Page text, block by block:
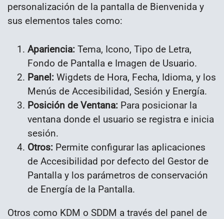
personalización de la pantalla de Bienvenida y
sus elementos tales como:
Apariencia: Tema, Icono, Tipo de Letra,
Fondo de Pantalla e Imagen de Usuario.
Panel: Wigdets de Hora, Fecha, Idioma, y los
Menús de Accesibilidad, Sesión y Energía.
Posición de Ventana: Para posicionar la
ventana donde el usuario se registra e inicia
sesión.
Otros: Permite configurar las aplicaciones
de Accesibilidad por defecto del Gestor de
Pantalla y los parámetros de conservación
de Energía de la Pantalla.
Otros como KDM o SDDM a través del panel de